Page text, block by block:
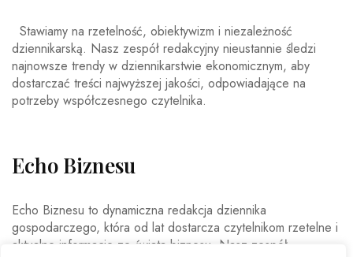
Stawiamy na rzetelność, obiektywizm i niezależność
dziennikarską. Nasz zespół redakcyjny nieustannie śledzi
najnowsze trendy w dziennikarstwie ekonomicznym, aby
dostarczać treści najwyższej jakości, odpowiadające na
potrzeby współczesnego czytelnika.
Echo Biznesu
Echo Biznesu to dynamiczna redakcja dziennika
gospodarczego, która od lat dostarcza czytelnikom rzetelne i
aktualne informacje ze świata biznesu. Nasz zespół